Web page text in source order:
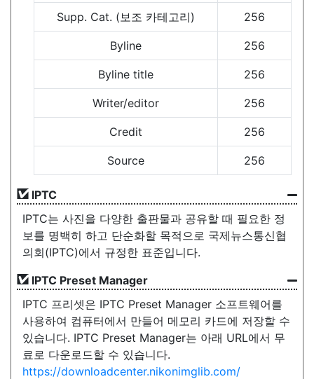
Supp. Cat. (보조 카테고리) 256
Byline 256
Byline title 256
Writer/editor 256
Credit 256
Source 256
IPTC
IPTC는 사진을 다양한 출판물과 공유할 때 필요한 정
보를 명백히 하고 단순화할 목적으로 국제뉴스통신협
의회(IPTC)에서 규정한 표준입니다.
IPTC Preset Manager
IPTC 프리셋은 IPTC Preset Manager 소프트웨어를
사용하여 컴퓨터에서 만들어 메모리 카드에 저장할 수
있습니다. IPTC Preset Manager는 아래 URL에서 무
료로 다운로드할 수 있습니다.
https://downloadcenter.nikonimglib.com/